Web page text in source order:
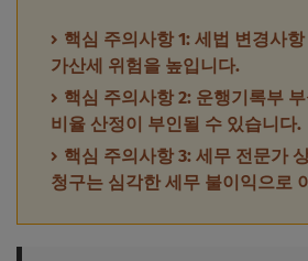
핵심 주의사항 1: 세법 변경사
가산세 위험을 높입니다.
핵심 주의사항 2: 운행기록부
비율 산정이 부인될 수 있습니다.
핵심 주의사항 3: 세무 전문가
청구는 심각한 세무 불이익으로